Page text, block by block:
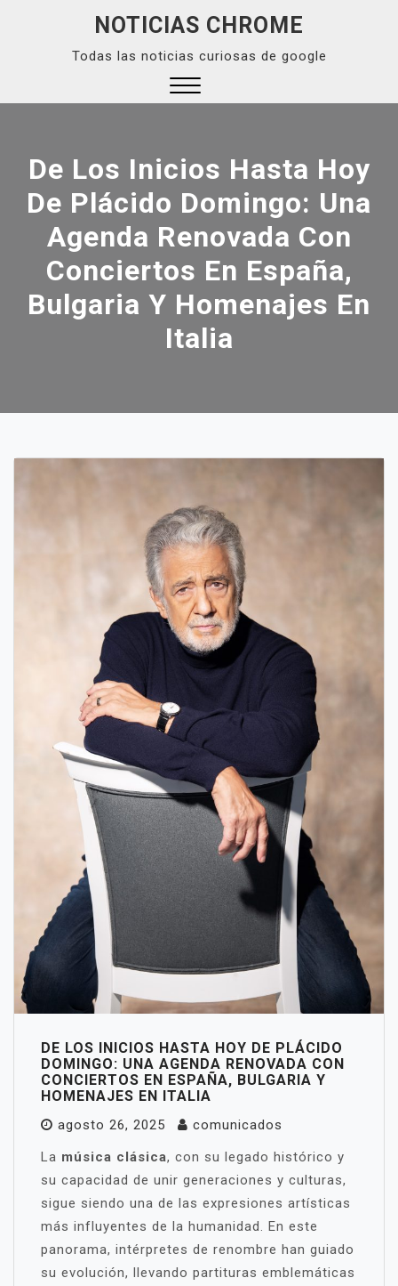
NOTICIAS CHROME
Todas las noticias curiosas de google
De Los Inicios Hasta Hoy
De Plácido Domingo: Una
Agenda Renovada Con
Conciertos En España,
Bulgaria Y Homenajes En
Italia
DE LOS INICIOS HASTA HOY DE PLÁCIDO
DOMINGO: UNA AGENDA RENOVADA CON
CONCIERTOS EN ESPAÑA, BULGARIA Y
HOMENAJES EN ITALIA
agosto 26, 2025
comunicados
La música clásica, con su legado histórico y
su capacidad de unir generaciones y culturas,
sigue siendo una de las expresiones artísticas
más influyentes de la humanidad. En este
panorama, intérpretes de renombre han guiado
su evolución, llevando partituras emblemáticas